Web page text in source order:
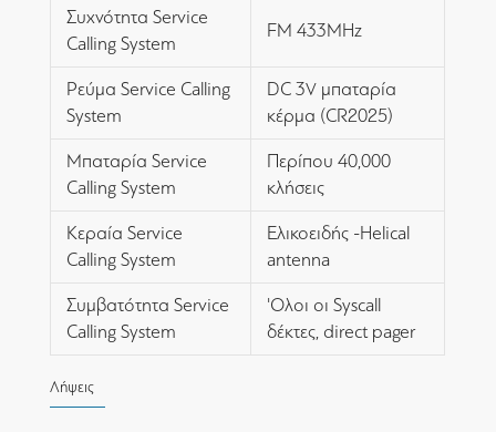
Συχνότητα Service
Calling System
FM 433MHz
Ρεύμα Service Calling
System
DC 3V μπαταρία
κέρμα (CR2025)
Μπαταρία Service
Calling System
Περίπου 40,000
κλήσεις
Κεραία Service
Calling System
Ελικοειδής -Helical
antenna
Συμβατότητα Service
Calling System
'Ολοι οι Syscall
δέκτες, direct pager
Λήψεις